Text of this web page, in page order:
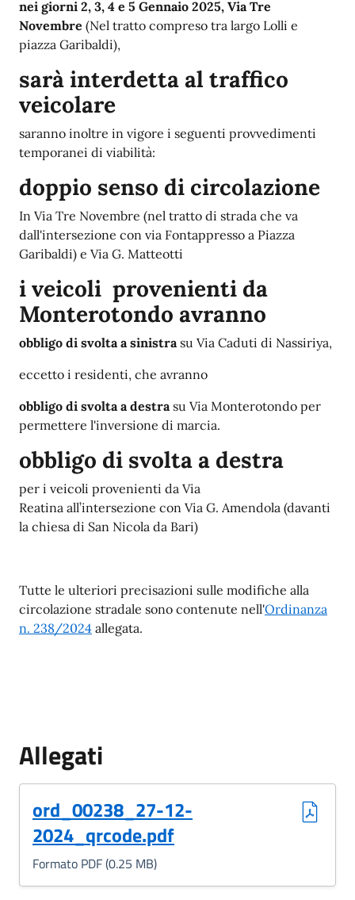
nei giorni 2, 3, 4 e 5 Gennaio 2025, Via Tre
Novembre (Nel tratto compreso tra largo Lolli e
piazza Garibaldi),
sarà interdetta al traffico
veicolare
saranno inoltre in vigore i seguenti provvedimenti
temporanei di viabilità:
doppio senso di circolazione
In Via Tre Novembre (nel tratto di strada che va
dall'intersezione con via Fontappresso a Piazza
Garibaldi) e Via G. Matteotti
i veicoli provenienti da
Monterotondo avranno
obbligo di svolta a sinistrasu Via Caduti di Nassiriya,
eccetto i residenti, che avranno
obbligo di svolta a destrasu Via Monterotondo per
permettere l'inversione di marcia.
obbligo di svolta a destra
per i veicoli provenienti da Via
Reatina all’intersezione con Via G. Amendola (davanti
la chiesa di San Nicola da Bari)
Tutte le ulteriori precisazioni sulle modifiche alla
circolazione stradale sono contenute nell'Ordinanza
n. 238/2024 allegata.
Allegati
ord_00238_27-12-
2024_qrcode.pdf
(Formato PDF, 0.25 MB)
Formato PDF (0.25 MB)